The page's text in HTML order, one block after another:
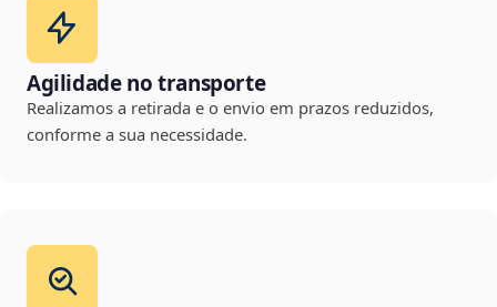
Agilidade no transporte
Realizamos a retirada e o envio em prazos reduzidos,
conforme a sua necessidade.